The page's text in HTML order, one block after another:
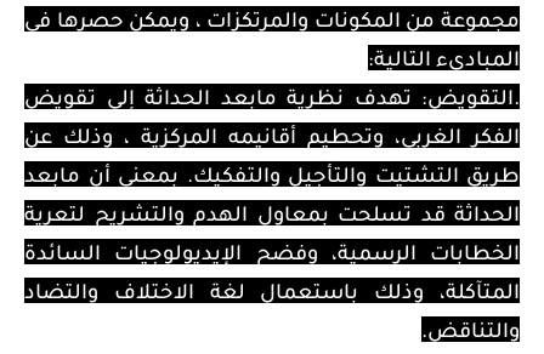
مجموعة من المكونات والمرتكزات ، ويمكن حصرها في
المبادىء التالية:
.التقويض: تهدف نظرية مابعد الحداثة إلى تقويض
الفكر الغربي، وتحطيم أقانيمه المركزية ، وذلك عن
طريق التشتيت والتأجيل والتفكيك. بمعنى أن مابعد
الحداثة قد تسلحت بمعاول الهدم والتشريح لتعرية
الخطابات الرسمية، وفضح الإيديولوجيات السائدة
المتآكلة، وذلك باستعمال لغة الاختلاف والتضاد
والتناقض.